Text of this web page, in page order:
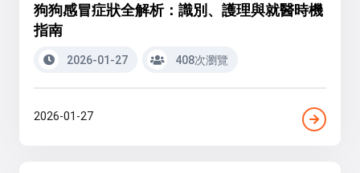
狗狗感冒症狀全解析：識別、護理與就醫時機
指南
2026-01-27 408次瀏覽
2026-01-27